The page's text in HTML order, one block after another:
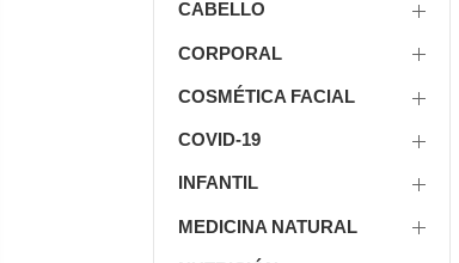
CABELLO
CORPORAL
COSMÉTICA FACIAL
COVID-19
INFANTIL
MEDICINA NATURAL